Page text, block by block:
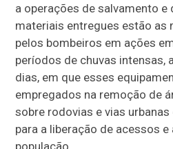
a operações de salvamento e
materiais entregues estão
pelos bombeiros em ações
períodos de chuvas intensas,
dias, em que esses
empregados na remoção de
sobre rodovias e vias
para a liberação de acessos e
população.